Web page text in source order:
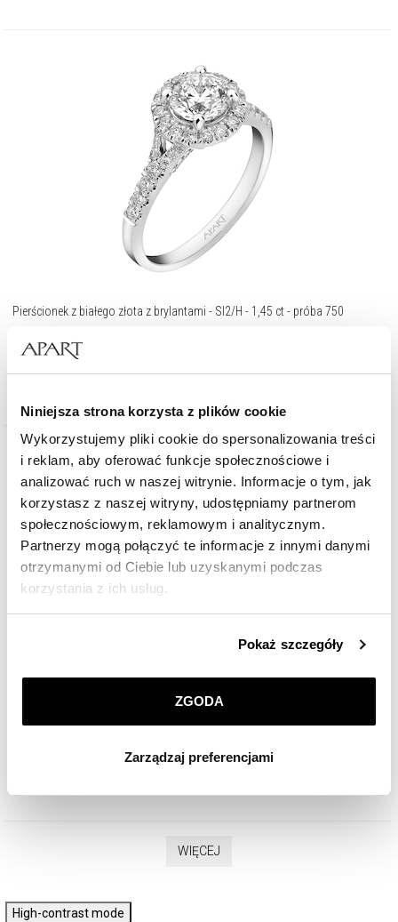
Niniejsza strona korzysta z plików cookie
Wykorzystujemy pliki cookie do spersonalizowania treści
i reklam, aby oferować funkcje społecznościowe i
analizować ruch w naszej witrynie. Informacje o tym, jak
korzystasz z naszej witryny, udostępniamy partnerom
społecznościowym, reklamowym i analitycznym.
Partnerzy mogą połączyć te informacje z innymi danymi
otrzymanymi od Ciebie lub uzyskanymi podczas
korzystania z ich usług.
przez nas plików cookie znajdziesz wPolityce
korzystamy. Możesz również wybrać jaki rodzaj plików
Pokaż szczegóły
ZGODA
Zarządzaj preferencjami
Pierścionek z białego złota z brylantami - SI2/H - 1,45 ct - próba 750
54 990 zł
Pierścionek z białego złota z brylantami - SI1/H - 1,10 ct - próba 750
WIĘCEJ
High-contrast mode